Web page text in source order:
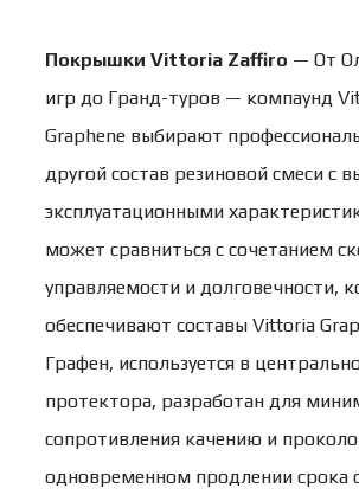
Покрышки Vittoria Zaffiro — От
игр до Гранд-туров — компаунд
Graphene выбирают
другой состав резиновой смеси с
эксплуатационными
может сравниться с сочетанием
управляемости и долговечности,
обеспечивают составы Vittoria
Графен, используется в
протектора, разработан для
сопротивления качению и
одновременном продлении срока